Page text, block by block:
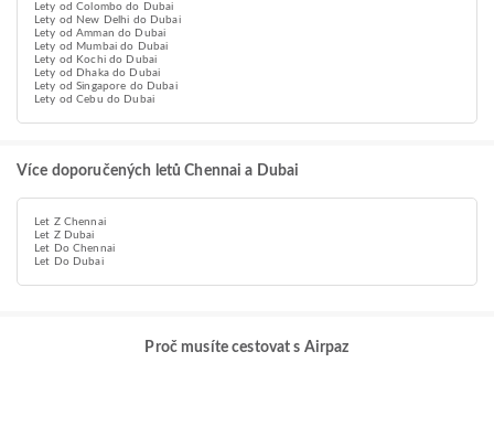
Lety od Colombo do Dubai
Lety od New Delhi do Dubai
Lety od Amman do Dubai
Lety od Mumbai do Dubai
Lety od Kochi do Dubai
Lety od Dhaka do Dubai
Lety od Singapore do Dubai
Lety od Cebu do Dubai
Více doporučených letů Chennai a Dubai
Let Z Chennai
Let Z Dubai
Let Do Chennai
Let Do Dubai
Proč musíte cestovat s Airpaz